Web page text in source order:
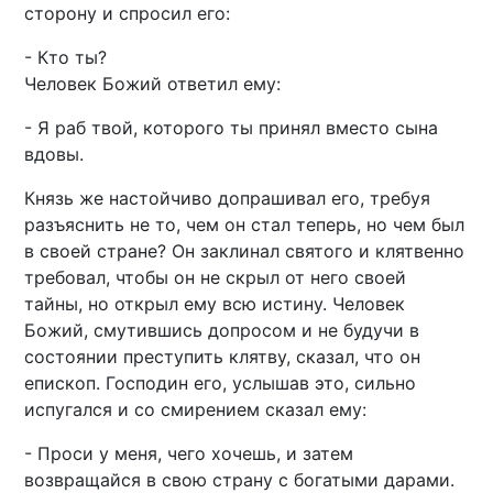
сторону и спросил его:
- Кто ты?
Человек Божий ответил ему:
- Я раб твой, которого ты принял вместо сына
вдовы.
Князь же настойчиво допрашивал его, требуя
разъяснить не то, чем он стал теперь, но чем был
в своей стране? Он заклинал святого и клятвенно
требовал, чтобы он не скрыл от него своей
тайны, но открыл ему всю истину. Человек
Божий, смутившись допросом и не будучи в
состоянии преступить клятву, сказал, что он
епископ. Господин его, услышав это, сильно
испугался и со смирением сказал ему:
- Проси у меня, чего хочешь, и затем
возвращайся в свою страну с богатыми дарами.